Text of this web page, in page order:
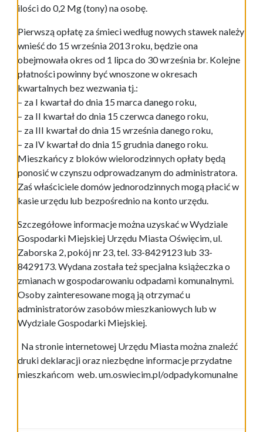
ilości do 0,2 Mg (tony) na osobę.
Pierwszą opłatę za śmieci według nowych stawek należy
wnieść do 15 września 2013 roku, będzie ona
obejmowała okres od 1 lipca do 30 września br. Kolejne
płatności powinny być wnoszone w okresach
kwartalnych bez wezwania tj.:
– za I kwartał do dnia 15 marca danego roku,
– za II kwartał do dnia 15 czerwca danego roku,
– za III kwartał do dnia 15 września danego roku,
– za IV kwartał do dnia 15 grudnia danego roku.
Mieszkańcy z bloków wielorodzinnych opłaty będą
ponosić w czynszu odprowadzanym do administratora.
Zaś właściciele domów jednorodzinnych mogą płacić w
kasie urzędu lub bezpośrednio na konto urzędu.
Szczegółowe informacje można uzyskać w Wydziale
Gospodarki Miejskiej Urzędu Miasta Oświęcim, ul.
Zaborska 2, pokój nr 23, tel. 33-8429123 lub 33-
8429173. Wydana została też specjalna książeczka o
zmianach w gospodarowaniu odpadami komunalnymi.
Osoby zainteresowane mogą ją otrzymać u
administratorów zasobów mieszkaniowych lub w
Wydziale Gospodarki Miejskiej.
Na stronie internetowej Urzędu Miasta można znaleźć
druki deklaracji oraz niezbędne informacje przydatne
mieszkańcom web. um.oswiecim.pl/odpadykomunalne